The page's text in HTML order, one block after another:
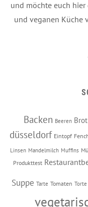
und möchte euch
und veganen Küche
Backen Beeren Brot
düsseldorf Eintopf
Linsen Mandelmilch Muffins
Produkttest
Suppe Tarte Tomaten Torte